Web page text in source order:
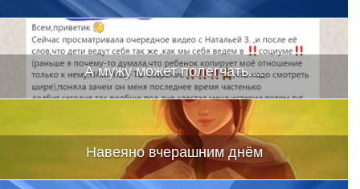
А мужу может полегчать....
Навеяно вчерашним днëм